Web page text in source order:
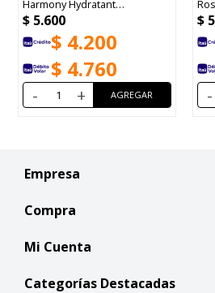
Rose Platinium +65 50ml
- +
Empresa
Compra
Mi Cuenta
Categorías Destacadas